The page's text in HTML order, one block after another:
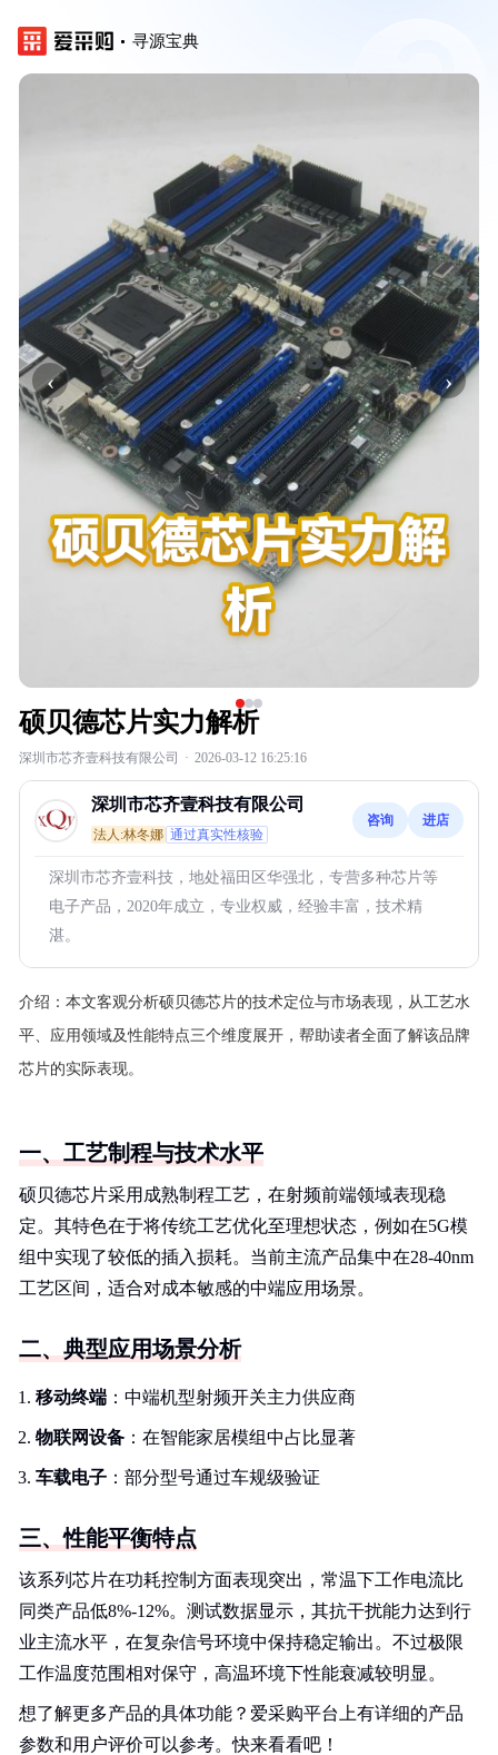
寻源宝典
‹ ›
硕贝德芯片实力解析
深圳市芯齐壹科技有限公司 · 2026-03-12 16:25:16
深圳市芯齐壹科技有限公司
法人:林冬娜 通过真实性核验
咨询 进店
深圳市芯齐壹科技，地处福田区华强北，专营多种芯片等
电子产品，2020年成立，专业权威，经验丰富，技术精
湛。
介绍： 本文客观分析硕贝德芯片的技术定位与市场表现，从工艺水
平、应用领域及性能特点三个维度展开，帮助读者全面了解该品牌
芯片的实际表现。
一、工艺制程与技术水平
硕贝德芯片采用成熟制程工艺，在射频前端领域表现稳
定。其特色在于将传统工艺优化至理想状态，例如在5G模
组中实现了较低的插入损耗。当前主流产品集中在28-40nm
工艺区间，适合对成本敏感的中端应用场景。
二、典型应用场景分析
移动终端 ：中端机型射频开关主力供应商
物联网设备 ：在智能家居模组中占比显著
车载电子 ：部分型号通过车规级验证
三、性能平衡特点
该系列芯片在功耗控制方面表现突出，常温下工作电流比
同类产品低8%-12%。测试数据显示，其抗干扰能力达到行
业主流水平，在复杂信号环境中保持稳定输出。不过极限
工作温度范围相对保守，高温环境下性能衰减较明显。
想了解更多产品的具体功能？爱采购平台上有详细的产品
参数和用户评价可以参考。快来看看吧！